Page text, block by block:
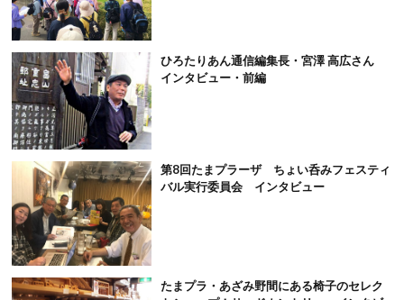
ひろたりあん通信編集長・宮澤 高広さん
インタビュー・前編
第8回たまプラーザ ちょい呑みフェスティ
バル実行委員会 インタビュー
たまプラ・あざみ野間にある椅子のセレク